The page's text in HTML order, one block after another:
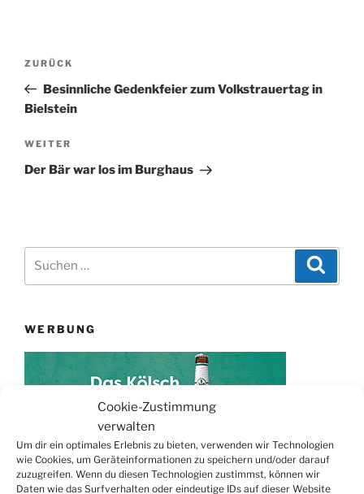
Cookie-Zustimmung
verwalten
Um dir ein optimales Erlebnis zu bieten, verwenden wir Technologien
wie Cookies, um Geräteinformationen zu speichern und/oder darauf
zuzugreifen. Wenn du diesen Technologien zustimmst, können wir
Daten wie das Surfverhalten oder eindeutige IDs auf dieser Website
Beitragsnavigation
Vorheriger
Beitrag
ZURÜCK
Besinnliche Gedenkfeier zum Volkstrauertag in
Bielstein
Nächster
Beitrag
WEITER
Der Bär war los im Burghaus
WERBUNG